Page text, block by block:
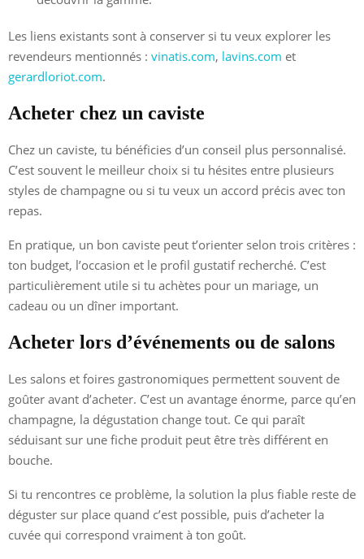
Les liens existants sont à conserver si tu veux explorer les
revendeurs mentionnés : vinatis.com, lavins.com et
gerardloriot.com.
Acheter chez un caviste
Chez un caviste, tu bénéficies d’un conseil plus personnalisé.
C’est souvent le meilleur choix si tu hésites entre plusieurs
styles de champagne ou si tu veux un accord précis avec ton
repas.
En pratique, un bon caviste peut t’orienter selon trois critères :
ton budget, l’occasion et le profil gustatif recherché. C’est
particulièrement utile si tu achètes pour un mariage, un
cadeau ou un dîner important.
Acheter lors d’événements ou de salons
Les salons et foires gastronomiques permettent souvent de
goûter avant d’acheter. C’est un avantage énorme, parce qu’en
champagne, la dégustation change tout. Ce qui paraît
séduisant sur une fiche produit peut être très différent en
bouche.
Si tu rencontres ce problème, la solution la plus fiable reste de
déguster sur place quand c’est possible, puis d’acheter la
cuvée qui correspond vraiment à ton goût.